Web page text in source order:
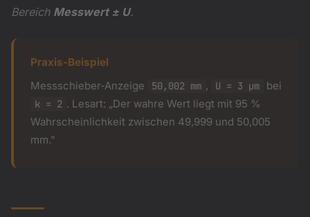
Bereich Messwert ± U.
Praxis-Beispiel
Messschieber-Anzeige
50,002 mm , U = 3 µm bei
k = 2 . Lesart: „Der wahre Wert liegt mit 95 %
Wahrscheinlichkeit zwischen 49,999 und 50,005
mm."